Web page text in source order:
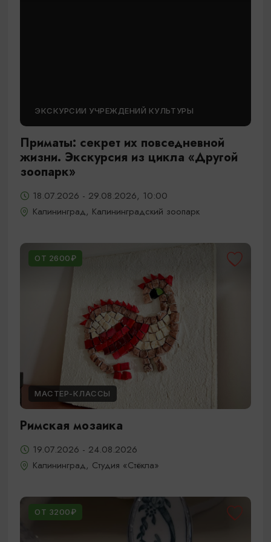
ЭКСКУРСИИ УЧРЕЖДЕНИЙ КУЛЬТУРЫ
Приматы: секрет их повседневной
жизни. Экскурсия из цикла «Другой
зоопарк»
18.07.2026 - 29.08.2026, 10:00
Калининград, Калининградский зоопарк
ОТ 2600₽
МАСТЕР-КЛАССЫ
Римская мозаика
19.07.2026 - 24.08.2026
Калининград, Студия «Стёкла»
ОТ 3200₽